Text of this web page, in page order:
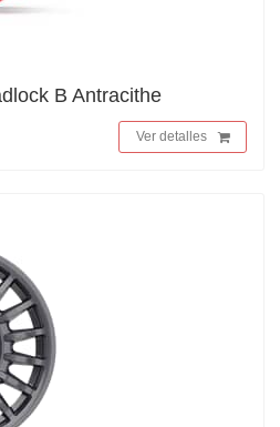
B Antracithe
Ver detalles